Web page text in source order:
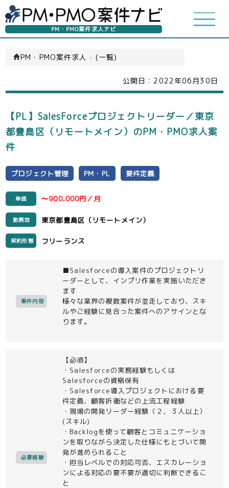
PM・PMO案件求人ナビ
PM・PMO案件求人 › (一覧)
公開日： 2022年06月30日
【PL】SalesForceプロジェクトリーダー／東京
都豊島区（リモートメイン）のPM・PMO求人案
件
プロジェクト管理 PM・PL 要件定義
単価 〜900,000円／月
勤務地 東京都豊島区（リモートメイン）
契約形態 フリーランス
案件内容
■Salesforceの導入案件のプロジェクトリ
ーダーとして、インプリ作業を実施いただき
ます
様々な業界の複数案件が並走しており、スキ
ルやご経験に見合った案件へのアサインとな
ります。
必要経験
【必須】
・Salesforceの実務経験もしくは
Salesforceの資格保有
・Salesforce導入プロジェクトにおける要
件定義、顧客折衝などの上流工程経験
・現場の開発リーダー経験（２，３人以上）
(スキル)
・Backlogを使って顧客とコミュニケーショ
ンを取りながら決定した仕様にもとづいて開
発が進められること
・担当レベルでの対応可否、エスカレーショ
ンによる対応の要不要が適切に判断できるこ
と